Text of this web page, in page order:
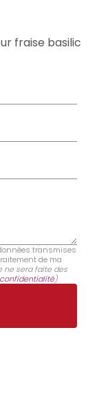
fraise basilic
transmises
de ma
ne sera faite des
)